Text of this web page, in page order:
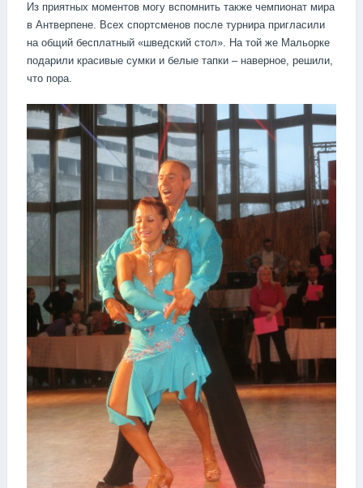
Из приятных моментов могу вспомнить также чемпионат мира
в Антверпене. Всех спортсменов после турнира пригласили
на общий бесплатный «шведский стол». На той же Мальорке
подарили красивые сумки и белые тапки – наверное, решили,
что пора.